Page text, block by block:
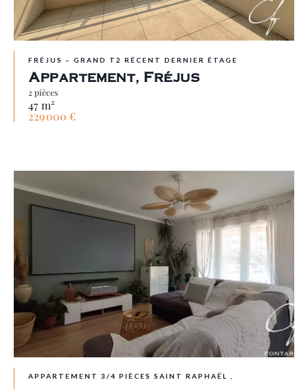
FRÉJUS – GRAND T2 RÉCENT DERNIER ÉTAGE
Appartement, Fréjus
2 pièces
47 m²
229 000 €
APPARTEMENT 3/4 PIÈCES SAINT RAPHAËL ,